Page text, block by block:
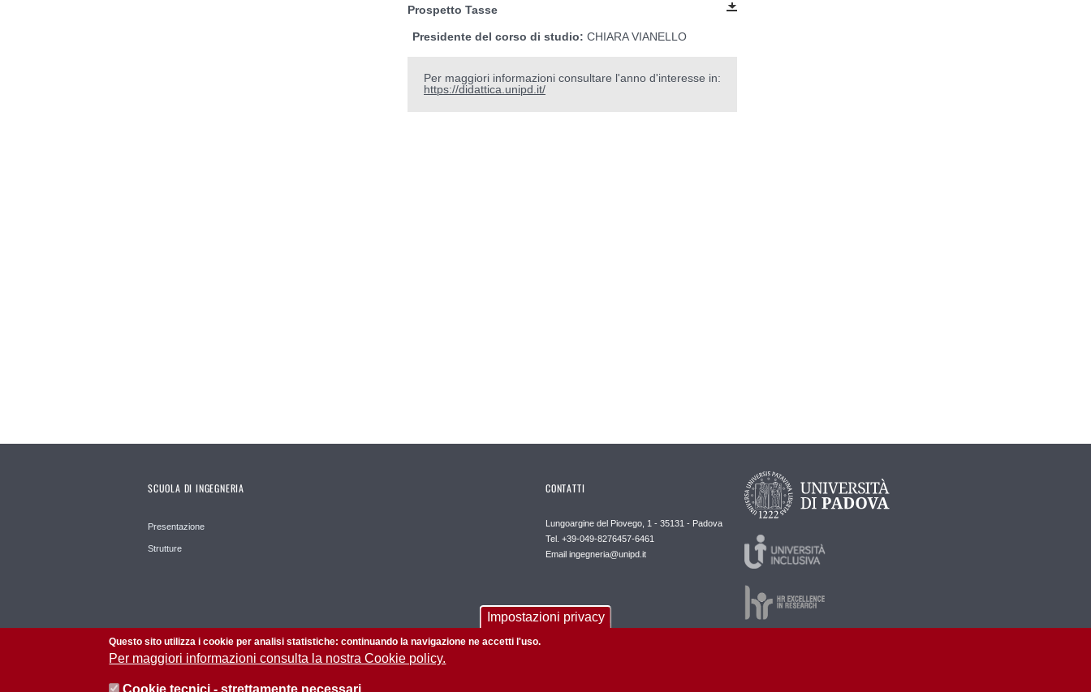
Prospetto Tasse
Presidente del corso di studio: CHIARA VIANELLO
Per maggiori informazioni consultare l'anno d'interesse in:
https://didattica.unipd.it/
SCUOLA DI INGEGNERIA
Presentazione
Strutture
CONTATTI
Lungoargine del Piovego, 1 - 35131 - Padova
Tel. +39-049-8276457-6461
Email ingegneria@unipd.it
Impostazioni privacy
Questo sito utilizza i cookie per analisi statistiche: continuando la navigazione ne accetti l'uso.
Per maggiori informazioni consulta la nostra Cookie policy.
Cookie tecnici - strettamente necessari